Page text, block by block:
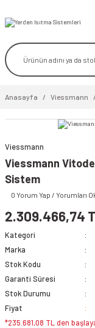
Anasayfa Viessmann
Viessmann
Viessmann
Sistem
0 Yorum Yap / Yorumları
2.309.466,74
Kategori
Marka
Stok Kodu
Garanti Süresi
Stok Durumu
Fiyat
*235.681,08 TL den